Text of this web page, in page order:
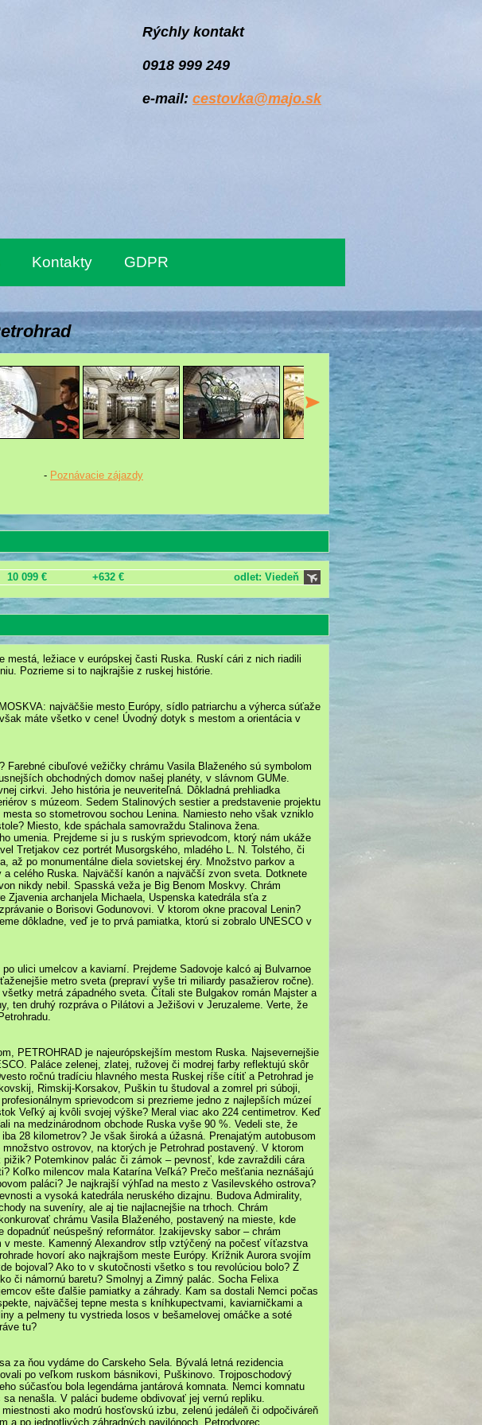
Rýchly kontakt
0918 999 249
e-mail: cestovka@majo.sk
Kontakty GDPR
- Poznávacie zájazdy
10 099 € +632 € odlet: Viedeň
mestá, ležiace v európskej časti Ruska. Ruskí cári z nich riadili
Pozrieme si to najkrajšie z ruskej histórie.
najväčšie mesto Európy, sídlo patriarchu a výherca súťaže
máte všetko v cene! Úvodný dotyk s mestom a orientácia v
Farebné cibuľové vežičky chrámu Vasila Blaženého sú symbolom
obchodných domov našej planéty, v slávnom GUMe.
cirkvi. Jeho história je neuveriteľná. Dôkladná prehliadka
s múzeom. Sedem Stalinových sestier a predstavenie projektu
so stometrovou sochou Lenina. Namiesto neho však vzniklo
Miesto, kde spáchala samovraždu Stalinova žena.
umenia. Prejdeme si ju s ruským sprievodcom, ktorý nám ukáže
Tretjakov cez portrét Musorgského, mladého L. N. Tolstého, či
až po monumentálne diela sovietskej éry. Množstvo parkov a
celého Ruska. Najväčší kanón a najväčší zvon sveta. Dotknete
nikdy nebil. Spasská veža je Big Benom Moskvy. Chrám
archanjela Michaela, Uspenska katedrála sťa z
o Borisovi Godunovovi. V ktorom okne pracoval Lenin?
dôkladne, veď je to prvá pamiatka, ktorú si zobralo UNESCO v
ulici umelcov a kaviarní. Prejdeme Sadovoje kalcó aj Bulvarnoe
metro sveta (prepraví vyše tri miliardy pasažierov ročne).
metrá západného sveta. Čítali ste Bulgakov román Majster a
ten druhý rozpráva o Pilátovi a Ježišovi v Jeruzaleme. Verte, že
PETROHRAD je najeurópskejším mestom Ruska. Najsevernejšie
Paláce zelenej, zlatej, ružovej či modrej farby reflektujú skôr
ročnú tradíciu hlavného mesta Ruskej ríše cítiť a Petrohrad je
Rimskij-Korsakov, Puškin tu študoval a zomrel pri súboji,
sprievodcom si prezrieme jedno z najlepších múzeí
Veľký aj kvôli svojej výške? Meral viac ako 224 centimetrov. Keď
na medzinárodnom obchode Ruska vyše 90 %. Vedeli ste, že
28 kilometrov? Je však široká a úžasná. Prenajatým autobusom
ostrovov, na ktorých je Petrohrad postavený. V ktorom
Potemkinov palác či zámok – pevnosť, kde zavraždili cára
Koľko milencov mala Katarína Veľká? Prečo mešťania neznášajú
paláci? Je najkrajší výhľad na mesto z Vasilevského ostrova?
a vysoká katedrála neruského dizajnu. Budova Admirality,
na suveníry, ale aj tie najlacnejšie na trhoch. Chrám
chrámu Vasila Blaženého, postavený na mieste, kde
neúspešný reformátor. Izakijevsky sabor – chrám
meste. Kamenný Alexandrov stĺp vztýčený na počesť víťazstva
hovorí ako najkrajšom meste Európy. Krížnik Aurora svojím
bojoval? Ako to v skutočnosti všetko s tou revolúciou bolo? Z
či námornú baretu? Smolnyj a Zimný palác. Socha Felixa
ešte ďalšie pamiatky a záhrady. Kam sa dostali Nemci počas
najväčšej tepne mesta s kníhkupectvami, kaviarničkami a
a pelmeny tu vystrieda losos v bešamelovej omáčke a soté
tu?
za ňou vydáme do Carskeho Sela. Bývalá letná rezidencia
po veľkom ruskom básnikovi, Puškinovo. Trojposchodový
súčasťou bola legendárna jantárová komnata. Nemci komnatu
nenašla. V paláci budeme obdivovať jej vernú repliku.
ako modrú hosťovskú izbu, zelenú jedáleň či odpočiváreň
a po jednotlivých záhradných pavilónoch. Petrodvorec